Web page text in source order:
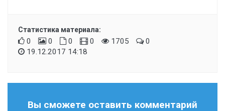
Статистика материала:
0 0 0 0 1705
0
19.12.2017 14:18
Вы сможете оставить комментарий